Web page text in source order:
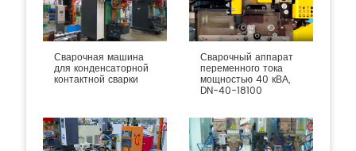
Сварочная машина
для конденсаторной
контактной сварки
Сварочный аппарат
переменного тока
мощностью 40 кВА,
DN-40-18100